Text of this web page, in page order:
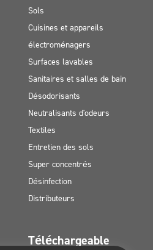
Sols
Cuisines et appareils
électroménagers
Surfaces lavables
Sanitaires et salles de bain
Désodorisants
Neutralisants d'odeurs
Textiles
Entretien des sols
Super concentrés
Désinfection
Distributeurs
Téléchargeable